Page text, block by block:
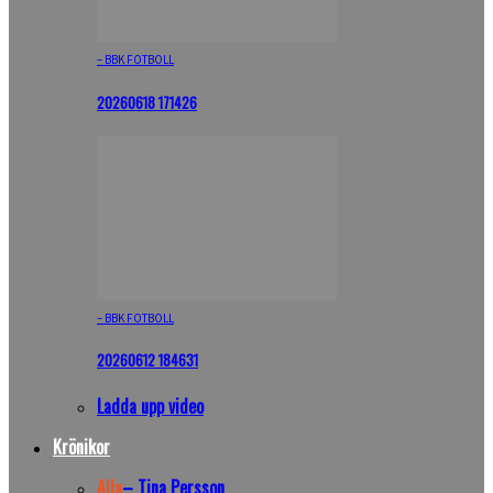
– BBK FOTBOLL
20260618 171426
– BBK FOTBOLL
20260612 184631
Ladda upp video
Krönikor
Alla– Tina Persson